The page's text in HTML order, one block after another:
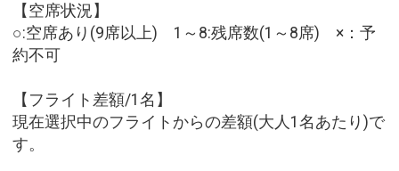
【空席状況】
○:空席あり(9席以上) 1～8:残席数(1～8席) ×：予
約不可
【フライト差額/1名】
現在選択中のフライトからの差額(大人1名あたり)で
す。